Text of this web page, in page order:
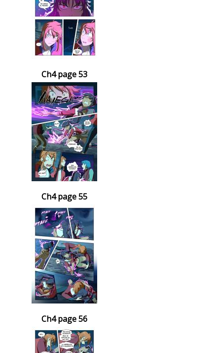
Ch4 page 53
Ch4 page 55
Ch4 page 56